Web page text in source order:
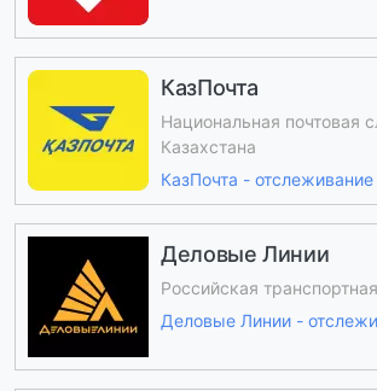
КазПочта
Национальная почтовая
Казахстана
КазПочта -
Деловые Линии
Российская
Деловые Линии -